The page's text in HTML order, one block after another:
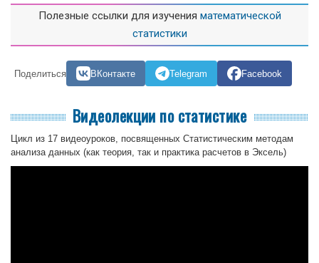
Полезные ссылки для изучения математической
статистики
Поделиться ВКонтакте Telegram Facebook
Видеолекции по статистике
Цикл из 17 видеоуроков, посвященных Статистическим методам
анализа данных (как теория, так и практика расчетов в Эксель)